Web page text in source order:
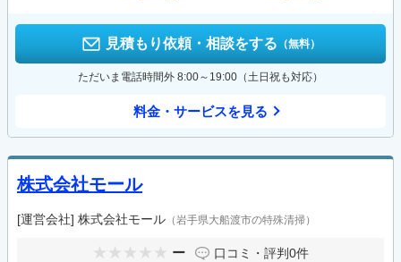
見積もり依頼・相談をする （無料）
ただいま電話時間外 8:00～19:00（土日祝も対応）
料金・サービスを見る
株式会社モール
[運営会社] 株式会社モール （岩手県大船渡市の特殊清掃）
ー 口コミ・評判0件